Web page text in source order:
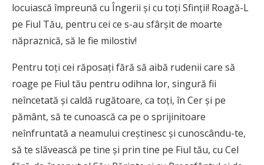
locuiască împreună cu Îngerii şi cu toţi Sfinţii! Roagă-L
pe Fiul Tău, pentru cei ce s-au sfârşit de moarte
năpraznică, să le fie milostiv!
Pentru toţi cei răposaţi fără să aibă rudenii care să
roage pe Fiul tău pentru odihna lor, singură fii
neîncetată şi caldă rugătoare, ca toţi, în Cer şi pe
pământ, să te cunoască ca pe o sprijinitoare
neînfruntată a neamului creştinesc şi cunoscându-te,
să te slăvească pe tine şi prin tine pe Fiul tău, cu Cel